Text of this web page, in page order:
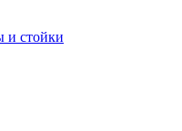
и стойки